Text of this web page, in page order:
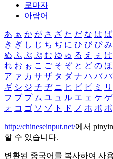
로마자
아랍어
あ ぁ か が さ ざ た だ な は ば
き ぎ し じ ち ぢ に ひ び ぴ み
ぬ ふ ぶ ぷ む ゆ ゅ る え ぇ け
れ お ぉ こ ご そ ぞ と ど の ほ
ア ァ カ サ ザ タ ダ ナ ハ バ パ
ギ シ ジ チ ヂ ニ ヒ ビ ピ ミ リ
フ ブ プ ム ユ ュ ル エ ェ ケ ゲ
ォ コ ゴ ソ ゾ ト ド ノ ホ ボ ポ
http://chineseinput.net/에서
할 수 있습니다.
변환된 중국어를 복사하여 사